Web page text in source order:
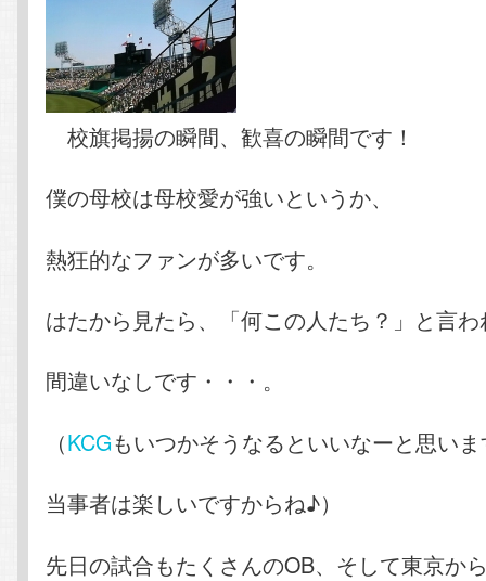
校旗掲揚の瞬間、歓喜の瞬間です！
僕の母校は母校愛が強いというか、
熱狂的なファンが多いです。
はたから見たら、「何この人たち？」と言
間違いなしです・・・。
（KCGもいつかそうなるといいなーと思い
当事者は楽しいですからね♪）
先日の試合もたくさんのOB、そして東京か